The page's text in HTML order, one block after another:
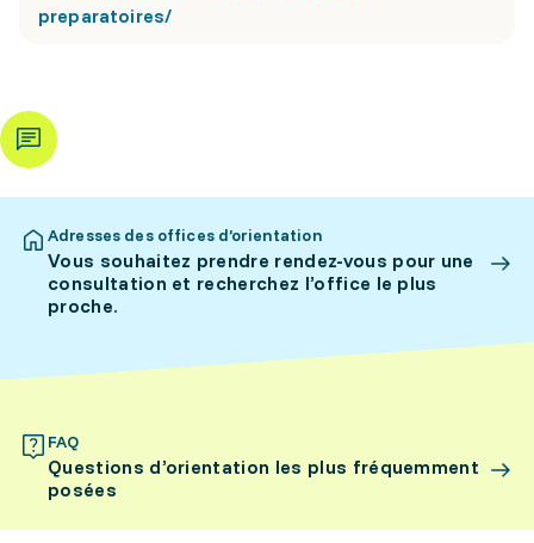
preparatoires/
Adresses des offices d’orientation
Vous souhaitez prendre rendez-vous pour une
consultation et recherchez l’office le plus
proche.
FAQ
Questions d’orientation les plus fréquemment
posées